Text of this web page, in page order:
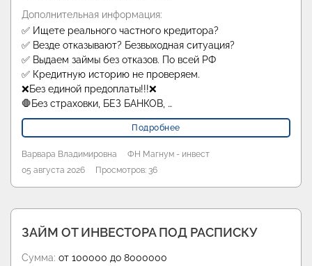
Дополнительная информация:
✅ Ищете реального частного кредитора?
✅ Везде отказывают? Безвыходная ситуация?
✅ Выдаем займы без отказов. По всей РФ
✅ Кредитную историю не проверяем.
❌Без единой предоплаты!!!❌
🛑Без страховки, БЕЗ БАНКОВ, …
Подробнее
Варвара Владимировна
ФН Магнум - инвест
05 августа 2026
Просмотров: 36
ЗАЙМ ОТ ИНВЕСТОРА ПОД РАСПИСКУ
Сумма: от 100000 до 8000000